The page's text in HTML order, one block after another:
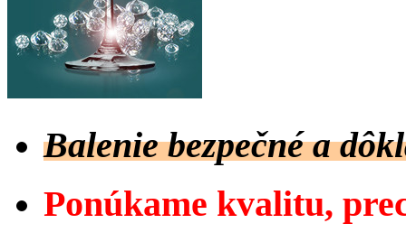
Balenie bezpečné a
Ponúkame kvalitu,